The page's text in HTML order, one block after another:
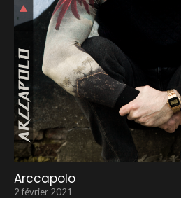
Arccapolo
2 février 2021